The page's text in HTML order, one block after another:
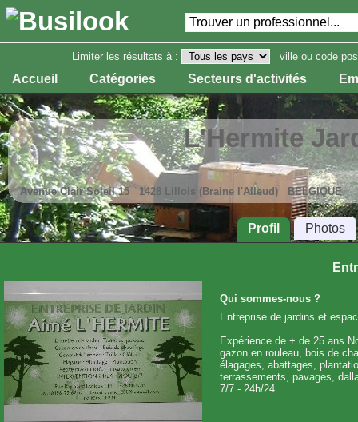
Limiter les résultats à : ville ou code
Accueil Catégories Secteurs d'activités
L'Hermite
Avenue Clair Soleil 15 1428 Lillois (Braine l'Alleud) BELGIQUE
Profil Photos
Qui sommes-nous ?
Entreprise de jardins et
Expérience de + de 25
gazon en rouleau, bois de
élagages, abattages,
terrassements, pavages,
7/7 - 24h/24